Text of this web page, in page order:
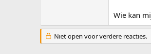
Wie kan
Niet open voor verdere reacties.